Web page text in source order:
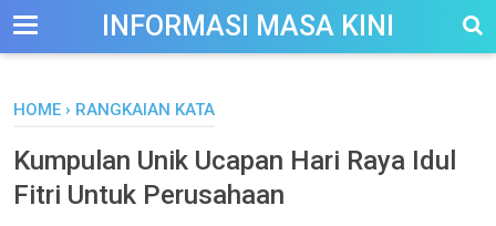
--> INFORMASI MASA KINI
HOME › RANGKAIAN KATA
Kumpulan Unik Ucapan Hari Raya Idul
Fitri Untuk Perusahaan